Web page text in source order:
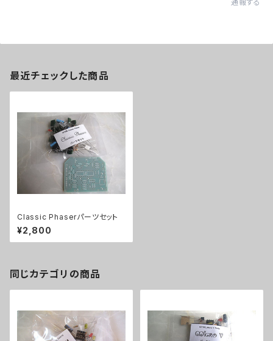
通報する
最近チェックした商品
Classic Phaserパーツセット
¥2,800
同じカテゴリの商品